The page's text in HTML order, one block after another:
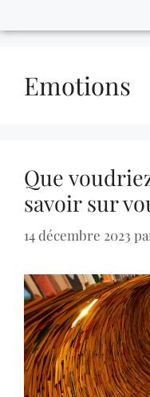
Emotions
Que
savoir sur
14 décembre 2023